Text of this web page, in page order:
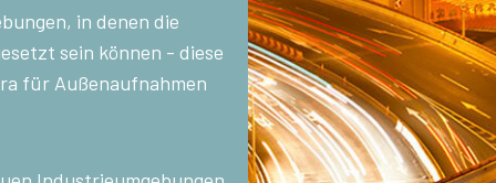
Multisensor R-G-B-NIR (Prisma)
4-Sensor-Zeilenkameras für die
gleichzeitige Erfassung von R-G-B-
Bilddaten im sichtbaren Lichtspektrum
und von Bilddaten im nahen Infrarot…
Multisensor R-G-B-SWIR
(Prisma)
4-Sensor-Zeilenkameras für die
gleichzeitige Erfassung von R-G-B-
Bilddaten im sichtbaren Lichtspektrum
und von Bilddaten im kurzwelligen…
in denen die
sein können - diese
für Außenaufnahmen